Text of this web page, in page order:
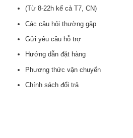
(Từ 8-22h kể cả T7, CN)
Các câu hỏi thường gặp
Gửi yêu cầu hỗ trợ
Hướng dẫn đặt hàng
Phương thức vận chuyển
Chính sách đổi trả